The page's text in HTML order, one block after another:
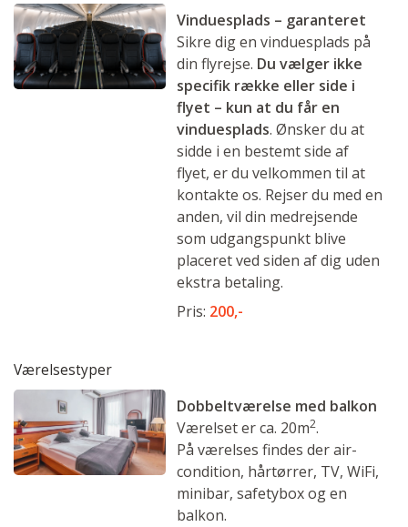
Vinduesplads – garanteret
Sikre dig en vinduesplads på
din flyrejse. Du vælger ikke
specifik række eller side i
flyet – kun at du får en
vinduesplads. Ønsker du at
sidde i en bestemt side af
flyet, er du velkommen til at
kontakte os. Rejser du med en
anden, vil din medrejsende
som udgangspunkt blive
placeret ved siden af dig uden
ekstra betaling.
Pris: 200,-
Værelsestyper
Dobbeltværelse med balkon
Værelset er ca. 20m2.
På værelses findes der air-
condition, hårtørrer, TV, WiFi,
minibar, safetybox og en
balkon.